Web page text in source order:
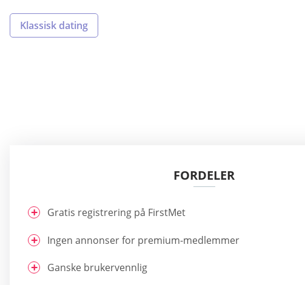
Klassisk dating
FORDELER
Gratis registrering på FirstMet
Ingen annonser for premium-medlemmer
Ganske brukervennlig